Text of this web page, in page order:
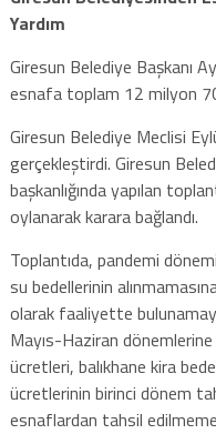
Yardım
Giresun Belediye Başkanı
esnafa toplam 12 milyon
Giresun Belediye Meclisi
gerçekleştirdi. Giresun
başkanlığında yapılan
oylanarak karara bağlandı.
Toplantıda, pandemi
su bedellerinin
olarak faaliyette
Mayıs-Haziran
ücretleri, balıkhane kira
ücretlerinin birinci dönem
esnaflardan tahsil